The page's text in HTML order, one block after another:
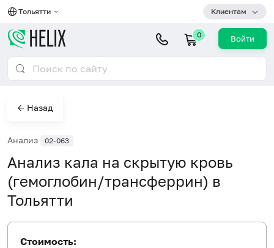
Тольятти Клиентам
0 Войти
← Назад
Анализ 02-063
Анализ кала на скрытую кровь
(гемоглобин/трансферрин) в
Тольятти
Стоимость: